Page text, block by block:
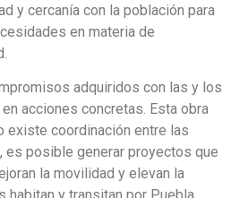
y cercanía con la población para
en materia de
adquiridos con las y los
acciones concretas. Esta obra
existe coordinación entre las
es posible generar proyectos que
la movilidad y elevan la